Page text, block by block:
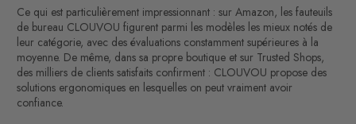
Ce qui est particulièrement impressionnant : sur Amazon, les fauteuils
de bureau CLOUVOU figurent parmi les modèles les mieux notés de
leur catégorie, avec des évaluations constamment supérieures à la
moyenne. De même, dans sa propre boutique et sur Trusted Shops,
des milliers de clients satisfaits confirment : CLOUVOU propose des
solutions ergonomiques en lesquelles on peut vraiment avoir
confiance.